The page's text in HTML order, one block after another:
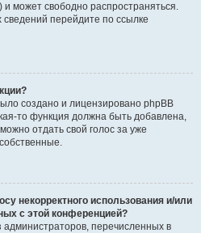
и может свободно распространяться.
перейдите по ссылке
создано и лицензировано phpBB
то функция должна быть добавлена,
можно отдать свой голос за уже
некорректного использования и/или
с этой конференцией?
перечисленных в